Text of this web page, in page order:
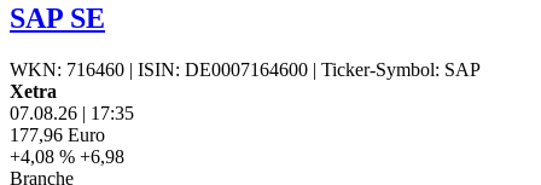
SAP SE
WKN: 716460 | ISIN: DE0007164600 | Ticker-Symbol: SAP
Xetra
07.08.26 | 17:35
177,96 Euro
+4,08 % +6,98
Branche